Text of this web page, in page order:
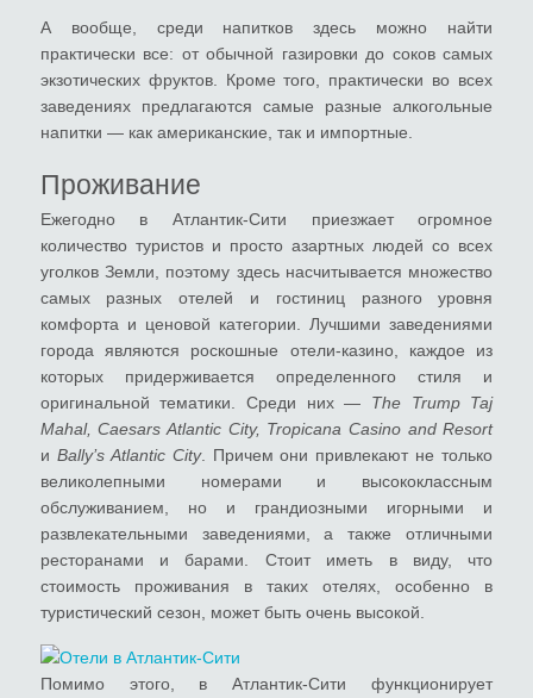
А вообще, среди напитков здесь можно найти
практически все: от обычной газировки до соков самых
экзотических фруктов. Кроме того, практически во всех
заведениях предлагаются самые разные алкогольные
напитки ― как американские, так и импортные.
Проживание
Ежегодно в Атлантик-Сити приезжает огромное
количество туристов и просто азартных людей со всех
уголков Земли, поэтому здесь насчитывается множество
самых разных отелей и гостиниц разного уровня
комфорта и ценовой категории. Лучшими заведениями
города являются роскошные отели-казино, каждое из
которых придерживается определенного стиля и
оригинальной тематики. Среди них ― The Trump Taj
Mahal, Caesars Atlantic City, Tropicana Casino and Resort
и Bally’s Atlantic City. Причем они привлекают не только
великолепными номерами и высококлассным
обслуживанием, но и грандиозными игорными и
развлекательными заведениями, а также отличными
ресторанами и барами. Стоит иметь в виду, что
стоимость проживания в таких отелях, особенно в
туристический сезон, может быть очень высокой.
Помимо этого, в Атлантик-Сити функционирует